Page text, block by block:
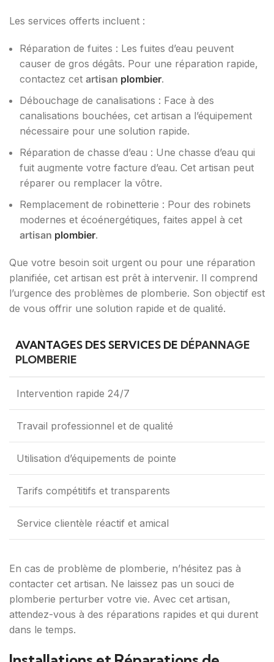
Les services offerts incluent :
Réparation de fuites : Les fuites d’eau peuvent
causer de gros dégâts. Pour une réparation rapide,
contactez cet artisan plombier.
Débouchage de canalisations : Face à des
canalisations bouchées, cet artisan a l’équipement
nécessaire pour une solution rapide.
Réparation de chasse d’eau : Une chasse d’eau qui
fuit augmente votre facture d’eau. Cet artisan peut
réparer ou remplacer la vôtre.
Remplacement de robinetterie : Pour des robinets
modernes et écoénergétiques, faites appel à cet
artisan plombier.
Que votre besoin soit urgent ou pour une réparation
planifiée, cet artisan est prêt à intervenir. Il comprend
l’urgence des problèmes de plomberie. Son objectif est
de vous offrir une solution rapide et de qualité.
AVANTAGES DES SERVICES DE DÉPANNAGE
PLOMBERIE
Intervention rapide 24/7
Travail professionnel et de qualité
Utilisation d’équipements de pointe
Tarifs compétitifs et transparents
Service clientèle réactif et amical
En cas de problème de plomberie, n’hésitez pas à
contacter cet artisan. Ne laissez pas un souci de
plomberie perturber votre vie. Avec cet artisan,
attendez-vous à des réparations rapides et qui durent
dans le temps.